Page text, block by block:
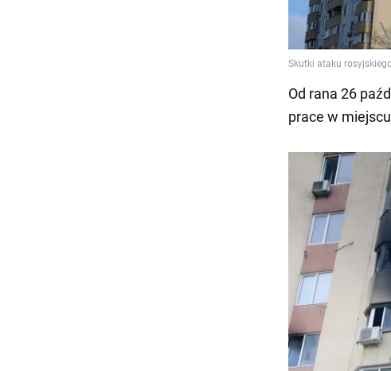
Od rana 26
prace w